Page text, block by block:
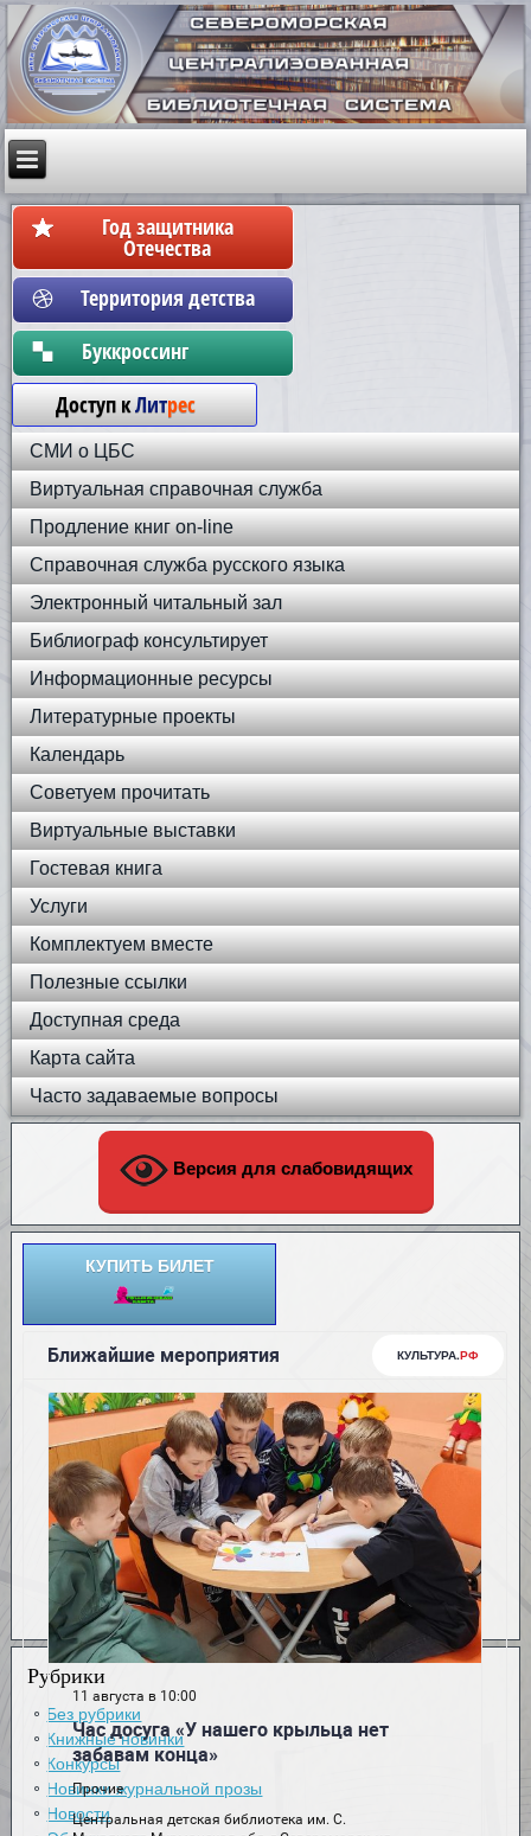
Год защитника
Отечества
Территория детства
Бyккpoccинг
Доступ кЛитрес
СМИ о ЦБС
Виртуальная справочная служба
Продление книг on-line
Справочная служба русского языка
Электронный читальный зал
Библиограф консультирует
Информационные ресурсы
Литературные проекты
Календарь
Советуем прочитать
Виртуальные выставки
Гостевая книга
Услуги
Комплектуем вместе
Полезные ссылки
Доступная среда
Карта сайта
Часто задаваемые вопросы
Версия для слабовидящих
КУПИТЬ БИЛЕТ
Рубрики
Без рубрики
Книжные новинки
Конкурсы
Новинки журнальной прозы
Новости